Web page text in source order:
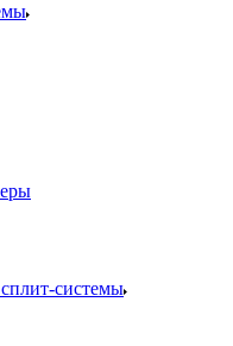
системы